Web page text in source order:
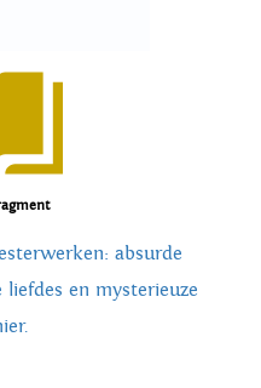
absurde
en mysterieuze